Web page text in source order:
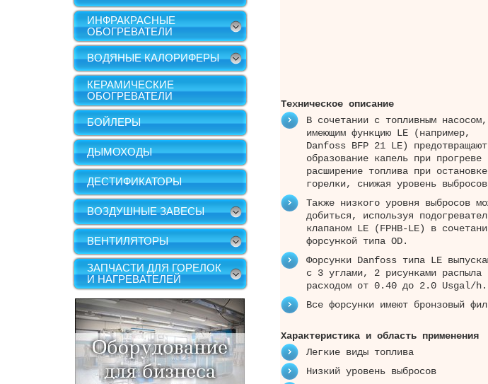
ИНФРАКРАСНЫЕ
ОБОГРЕВАТЕЛИ
ВОДЯНЫЕ КАЛОРИФЕРЫ
КЕРАМИЧЕСКИЕ
ОБОГРЕВАТЕЛИ
БОЙЛЕРЫ
ДЫМОХОДЫ
ДЕСТИФИКАТОРЫ
ВОЗДУШНЫЕ ЗАВЕСЫ
ВЕНТИЛЯТОРЫ
ЗАПЧАСТИ ДЛЯ ГОРЕЛОК
И НАГРЕВАТЕЛЕЙ
Техническое описание
В сочетании с топливным насосом,
имеющим функцию LE (например,
Danfoss BFP 21 LE) предотвращают
образование капель при прогреве
расширение топлива при остановке
горелки, снижая уровень
Также низкого уровня выбросов
добиться, используя
клапаном LE (FPHB-LE) в
форсункой типа OD.
Форсунки Danfoss типа LE
с 3 углами, 2 рисунками распыла
расходом от 0.40 до 2.0 Usgal/h.
Все форсунки имеют бронзовый
Характеристика и область применения
Легкие виды топлива
Низкий уровень выбросов